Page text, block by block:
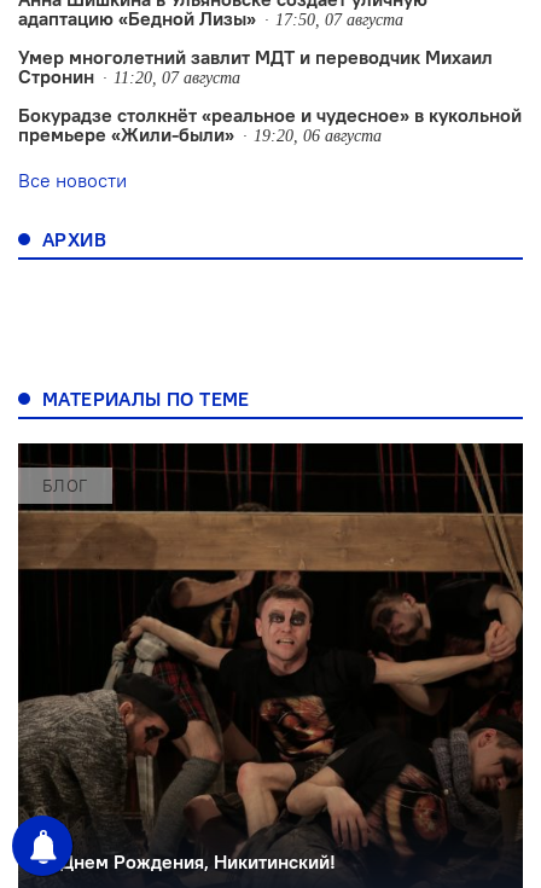
адаптацию «Бедной Лизы»
17:50, 07 августа
Умер многолетний завлит МДТ и переводчик Михаил
Стронин
11:20, 07 августа
Бокурадзе столкнëт «реальное и чудесное» в кукольной
премьере «Жили-были»
19:20, 06 августа
Все новости
АРХИВ
МАТЕРИАЛЫ ПО ТЕМЕ
БЛОГ
С Днем Рождения, Никитинский!